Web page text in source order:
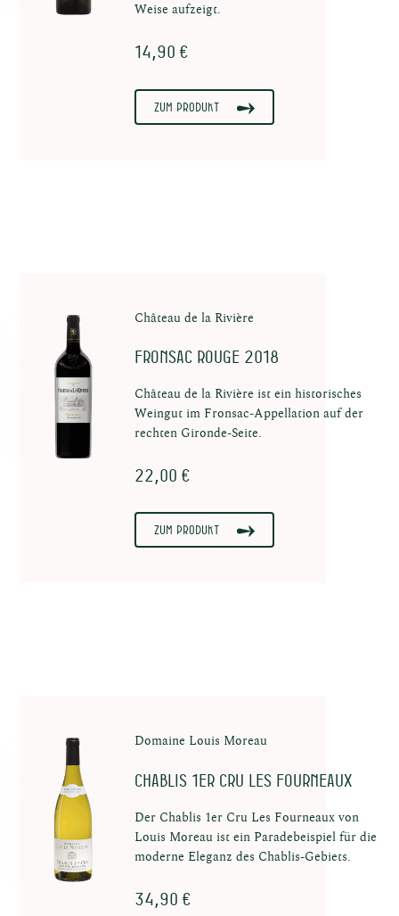
Weise aufzeigt.
14,90 €
Zum Produkt
Château de la Rivière
Fronsac Rouge 2018
Château de la Rivière ist ein historisches
Weingut im Fronsac‑Appellation auf der
rechten Gironde‑Seite.
22,00 €
Zum Produkt
Domaine Louis Moreau
Chablis 1er Cru Les Fourneaux
Der Chablis 1er Cru Les Fourneaux von
Louis Moreau ist ein Paradebeispiel für die
moderne Eleganz des Chablis-Gebiets.
34,90 €